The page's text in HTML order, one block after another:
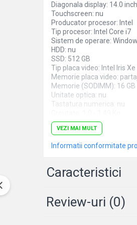
Markere speciale
Markere acrilice
Markere acrilice cu efect metalic
Markere universale
Rezerve cerneala si mine pix
Ambalare si etichetare
Accesorii si cutii din carton
Aparate pentru aplicat preturi
Benzi adezive si accesorii
Folie de paletizat
Organizare si arhivare
Diagonala display: 14.0 inch
Touchscreen: nu
Producator procesor: Intel
Tip procesor: Intel Core i7
Sistem de operare:
HDD: nu
SSD: 512 GB
Tip placa video: Intel Iris Xe
Memorie placa video:
Memorie (SODIMM): 16 GB
Unitate optica: nu
Tastatura numerica: nu
Culoare: negru
Procesor (CPU): i7-1355U
VEZI MAI MULT
Informatii conformitate
Caracteristici
Review-uri (0)